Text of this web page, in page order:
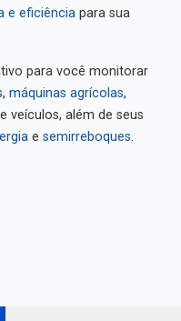
e eficiência para sua
para você monitorar
, máquinas agrícolas,
veículos, além de seus
e semirreboques.